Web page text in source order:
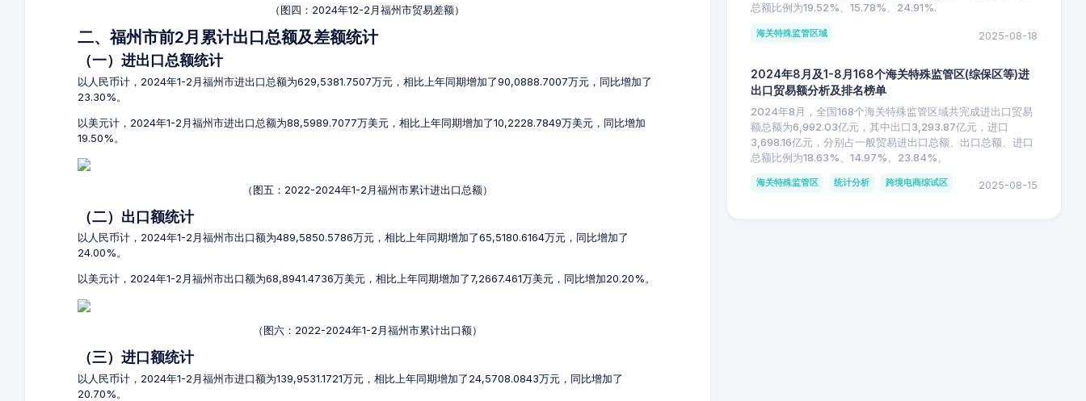
（图四：2024年12-2月福州市贸易差额）
二、福州市前2月累计出口总额及差额统计
（一）进出口总额统计
以人民币计，2024年1-2月福州市进出口总额为629,5381.7507万元，相比上年同期增加了90,0888.7007万元，同比增加了
23.30%。
以美元计，2024年1-2月福州市进出口总额为88,5989.7077万美元，相比上年同期增加了10,2228.7849万美元，同比增加
19.50%。
（图五：2022-2024年1-2月福州市累计进出口总额）
（二）出口额统计
以人民币计，2024年1-2月福州市出口额为489,5850.5786万元，相比上年同期增加了65,5180.6164万元，同比增加了
24.00%。
以美元计，2024年1-2月福州市出口额为68,8941.4736万美元，相比上年同期增加了7,2667.461万美元，同比增加20.20%。
（图六：2022-2024年1-2月福州市累计出口额）
（三）进口额统计
以人民币计，2024年1-2月福州市进口额为139,9531.1721万元，相比上年同期增加了24,5708.0843万元，同比增加了
20.70%。
总额比例为19.52%、15.78%、24.91%.
海关特殊监管区域 2025-08-18
2024年8月及1-8月168个海关特殊监管区(综保区等)进
出口贸易额分析及排名榜单
2024年8月，全国168个海关特殊监管区域共完成进出口贸易
额总额为6,992.03亿元，其中出口3,293.87亿元，进口
3,698.16亿元，分别占一般贸易进出口总额、出口总额、进口
总额比例为18.63%、14.97%、23.84%。
海关特殊监管区 统计分析 跨境电商综试区 2025-08-15